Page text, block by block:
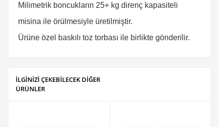
Milimetrik boncukların 25+ kg direnç kapasiteli
misina ile örülmesiyle üretilmiştir.
Ürüne özel baskılı toz torbası ile birlikte gönderilir.
İLGİNİZİ ÇEKEBİLECEK DİĞER
ÜRÜNLER